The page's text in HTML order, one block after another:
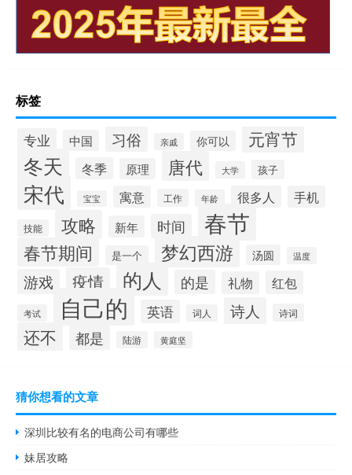
标签
专业 中国 习俗 亲戚 你可以 元宵节
冬天 冬季 原理 唐代 大学 孩子
宋代 宝宝 寓意 工作 年龄 很多人 手机
技能 攻略 新年 时间 春节
春节期间 是一个 梦幻西游 汤圆 温度
游戏 疫情 的人 的是 礼物 红包
考试 自己的 英语 词人 诗人 诗词
还不 都是 陆游 黄庭坚
猜你想看的文章
深圳比较有名的电商公司有哪些
妹居攻略